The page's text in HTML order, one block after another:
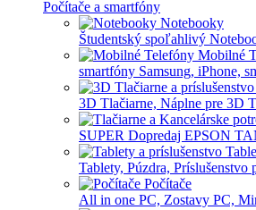
Počítače a smartfóny
Notebooky
Študentský spoľahlivý
Mobilné
smartfóny Samsung, iPhone,
3D Tlačiarne, Náplne pre 3D
SUPER Dopredaj EPSON
Tablety, Púzdra, Príslušenstvo
Počítače
All in one PC, Zostavy PC,